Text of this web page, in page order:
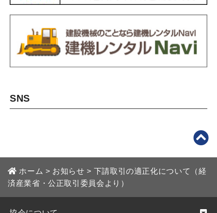
SNS
ホーム > お知らせ > 下請取引の適正化について（経
済産業省・公正取引委員会より）